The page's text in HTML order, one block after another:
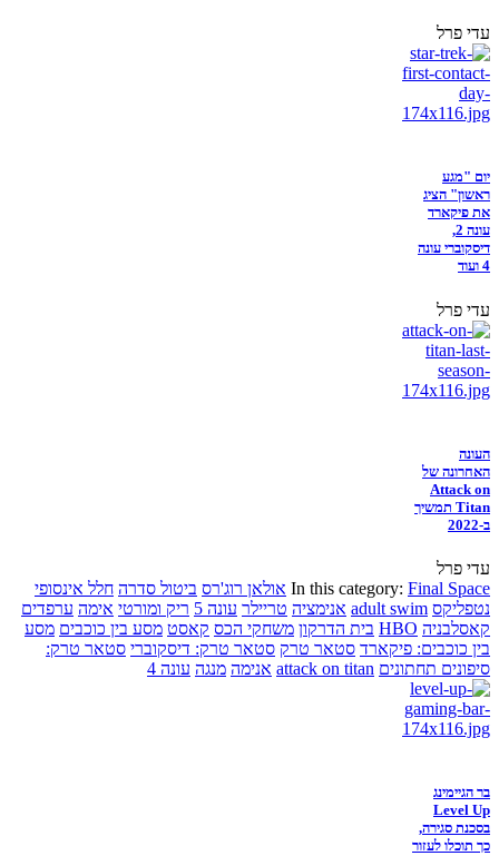
עדי פרל
יום "מגע
ראשון" הציג
את פיקארד
עונה 2,
דיסקוברי עונה
4 ועוד
עדי פרל
העונה
האחרונה של
Attack on
Titan תמשיך
ב-2022
עדי פרל
In this category: Final Space אולאן רוג'רס ביטול סדרה חלל אינסופי
נטפליקס adult swim אנימציה טריילר עונה 5 ריק ומורטי אימה ערפדים
קאסלבניה HBO בית הדרקון משחקי הכס קאסט מסע בין כוכבים מסע
בין כוכבים: פיקארד סטאר טרק סטאר טרק: דיסקוברי סטאר טרק:
סיפונים תחתונים attack on titan אנימה מנגה עונה 4
בר הגיימינג
Level Up
בסכנת סגירה,
כך תוכלו לעזור